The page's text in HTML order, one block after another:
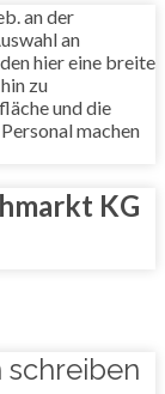
an der
an
hier eine breite
zu
und die
machen
KG
schreiben